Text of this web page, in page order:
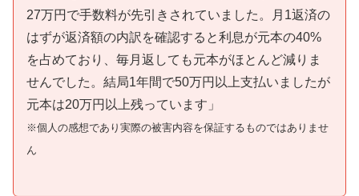
27万円で手数料が先引きされていました。月1返済の
はずが返済額の内訳を確認すると利息が元本の40%
を占めており、毎月返しても元本がほとんど減りま
せんでした。結局1年間で50万円以上支払いましたが
元本は20万円以上残っています」
※個人の感想であり実際の被害内容を保証するものではありませ
ん